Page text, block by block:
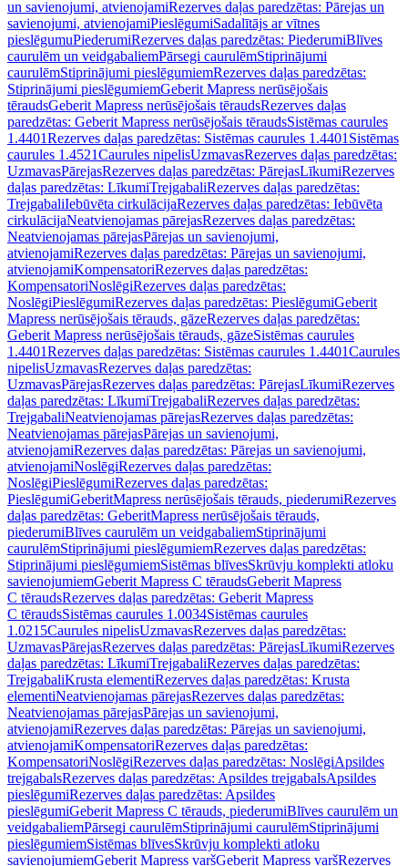
un savienojumi, atvienojamiRezerves daļas paredzētas: Pārejas un
savienojumi, atvienojamiPieslēgumiSadalītājs ar vītnes
pieslēgumuPiederumiRezerves daļas paredzētas: PiederumiBlīves
caurulēm un veidgabaliemPārsegi caurulēmStiprinājumi
caurulēmStiprinājumi pieslēgumiemRezerves daļas paredzētas:
Stiprinājumi pieslēgumiemGeberit Mapress nerūsējošais
tēraudsGeberit Mapress nerūsējošais tēraudsRezerves daļas
paredzētas: Geberit Mapress nerūsējošais tēraudsSistēmas caurules
1.4401Rezerves daļas paredzētas: Sistēmas caurules 1.4401 Sistēmas
caurules 1.4521Caurules nipelisUzmavasRezerves daļas paredzētas:
UzmavasPārejasRezerves daļas paredzētas: PārejasLīkumiRezerves
daļas paredzētas: LīkumiTrejgabaliRezerves daļas paredzētas:
TrejgabaliIebūvēta cirkulācijaRezerves daļas paredzētas: Iebūvēta
cirkulācijaNeatvienojamas pārejasRezerves daļas paredzētas:
Neatvienojamas pārejasPārejas un savienojumi,
atvienojamiRezerves daļas paredzētas: Pārejas un savienojumi,
atvienojamiKompensatoriRezerves daļas paredzētas:
KompensatoriNoslēgiRezerves daļas paredzētas:
NoslēgiPieslēgumiRezerves daļas paredzētas: PieslēgumiGeberit
Mapress nerūsējošais tērauds, gāzeRezerves daļas paredzētas:
Geberit Mapress nerūsējošais tērauds, gāzeSistēmas caurules
1.4401Rezerves daļas paredzētas: Sistēmas caurules 1.4401Caurules
nipelisUzmavasRezerves daļas paredzētas:
UzmavasPārejasRezerves daļas paredzētas: PārejasLīkumiRezerves
daļas paredzētas: LīkumiTrejgabaliRezerves daļas paredzētas:
TrejgabaliNeatvienojamas pārejasRezerves daļas paredzētas:
Neatvienojamas pārejasPārejas un savienojumi,
atvienojamiRezerves daļas paredzētas: Pārejas un savienojumi,
atvienojamiNoslēgiRezerves daļas paredzētas:
NoslēgiPieslēgumiRezerves daļas paredzētas:
PieslēgumiGeberitMapress nerūsējošais tērauds, piederumiRezerves
daļas paredzētas: GeberitMapress nerūsējošais tērauds,
piederumiBlīves caurulēm un veidgabaliemStiprinājumi
caurulēmStiprinājumi pieslēgumiemRezerves daļas paredzētas:
Stiprinājumi pieslēgumiemSistēmas blīvesSkrūvju komplekti atloku
savienojumiemGeberit Mapress C tēraudsGeberit Mapress
C tēraudsRezerves daļas paredzētas: Geberit Mapress
C tēraudsSistēmas caurules 1.0034Sistēmas caurules
1.0215Caurules nipelisUzmavasRezerves daļas paredzētas:
UzmavasPārejasRezerves daļas paredzētas: PārejasLīkumiRezerves
daļas paredzētas: LīkumiTrejgabaliRezerves daļas paredzētas:
TrejgabaliKrusta elementiRezerves daļas paredzētas: Krusta
elementiNeatvienojamas pārejasRezerves daļas paredzētas:
Neatvienojamas pārejasPārejas un savienojumi,
atvienojamiRezerves daļas paredzētas: Pārejas un savienojumi,
atvienojamiKompensatoriRezerves daļas paredzētas:
KompensatoriNoslēgiRezerves daļas paredzētas: NoslēgiApsildes
trejgabalsRezerves daļas paredzētas: Apsildes trejgabalsApsildes
pieslēgumiRezerves daļas paredzētas: Apsildes
pieslēgumiGeberit Mapress C tērauds, piederumiBlīves caurulēm un
veidgabaliemPārsegi caurulēmStiprinājumi caurulēmStiprinājumi
pieslēgumiemSistēmas blīvesSkrūvju komplekti atloku
savienojumiemGeberit Mapress varšGeberit Mapress varšRezerves